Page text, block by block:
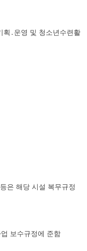
획․운영 및 청소년수련활
은 해당 시설 복무규정
보수규정에 준함